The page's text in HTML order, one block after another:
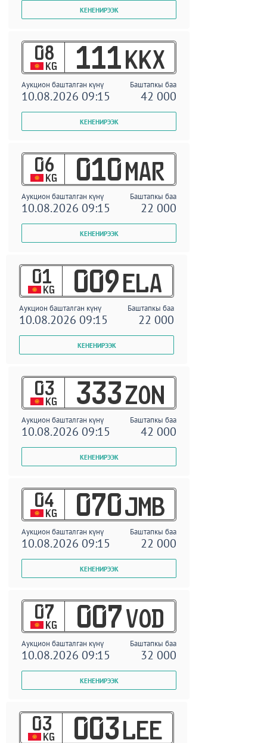
08
KG 111 KKX
Аукцион башталган күнү Баштапкы баа
10.08.2026 09:15 42 000
06
KG 010 MAR
Аукцион башталган күнү Баштапкы баа
10.08.2026 09:15 22 000
01
KG 009 ELA
Аукцион башталган күнү Баштапкы баа
10.08.2026 09:15 22 000
03
KG 333 ZON
Аукцион башталган күнү Баштапкы баа
10.08.2026 09:15 42 000
04
KG 070 JMB
Аукцион башталган күнү Баштапкы баа
10.08.2026 09:15 22 000
07
KG 007 VOD
Аукцион башталган күнү Баштапкы баа
10.08.2026 09:15 32 000
03
KG 003 LEE